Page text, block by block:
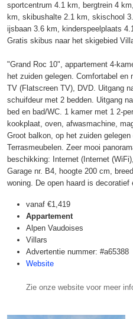
sportcentrum 4.1 km, bergtrein 4
km, skibushalte 2.1 km, skischool
ijsbaan 3.6 km, kinderspeelplaats
Gratis skibus naar het skigebied
"Grand Roc 10", appartement 4-
het zuiden gelegen. Comfortabel
TV (Flatscreen TV), DVD. Uitgang
schuifdeur met 2 bedden. Uitgang
bed en bad/WC. 1 kamer met 1 2-
kookplaat, oven, afwasmachine,
Groot balkon, op het zuiden
Terrasmeubelen. Zeer mooi
beschikking: Internet (Internet
Garage nr. B4, hoogte 200 cm,
woning. De open haard is
vanaf €1,419
Appartement
Alpen Vaudoises
Villars
Advertentie nummer: #a65388
Website
Zie onze website voor meer